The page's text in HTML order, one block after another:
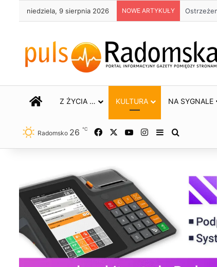
niedziela, 9 sierpnia 2026 NOWE ARTYKUŁY Około 90
STRONA GŁÓWNA
Z ŻYCIA … KULTURA NA SYGNALE
Radomsko 26 ℃ Facebook YouTubeInstagram
Sidebar